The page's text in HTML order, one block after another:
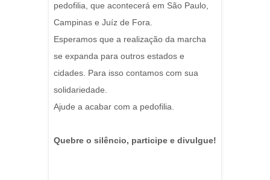
pedofilia, que acontecerá em São Paulo,
Campinas e Juíz de Fora.
Esperamos que a realização da marcha
se expanda para outros estados e
cidades. Para isso contamos com sua
solidariedade.
Ajude a acabar com a pedofilia.
Quebre o silêncio, participe e divulgue!